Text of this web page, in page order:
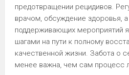
предотвращении рецидивов.
врачом, обсуждение здоровья,
поддерживающих мероприятий
шагами на пути к полному
качественной жизни. Забота о
менее важна, чем сам процесс